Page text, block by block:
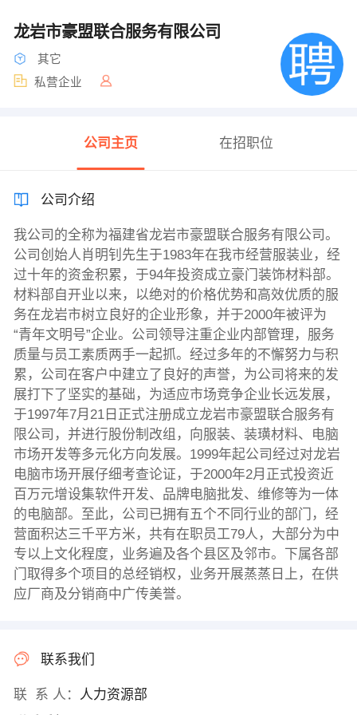
龙岩市豪盟联合服务有限公司
其它
私营企业
公司主页 在招职位
公司介绍
我公司的全称为福建省龙岩市豪盟联合服务有限公司。
公司创始人肖明钊先生于1983年在我市经营服装业，经
过十年的资金积累，于94年投资成立豪门装饰材料部。
材料部自开业以来，以绝对的价格优势和高效优质的服
务在龙岩市树立良好的企业形象，并于2000年被评为
“青年文明号”企业。公司领导注重企业内部管理，服务
质量与员工素质两手一起抓。经过多年的不懈努力与积
累，公司在客户中建立了良好的声誉，为公司将来的发
展打下了坚实的基础，为适应市场竞争企业长远发展，
于1997年7月21日正式注册成立龙岩市豪盟联合服务有
限公司，并进行股份制改组，向服装、装璜材料、电脑
市场开发等多元化方向发展。1999年起公司经过对龙岩
电脑市场开展仔细考查论证，于2000年2月正式投资近
百万元增设集软件开发、品牌电脑批发、维修等为一体
的电脑部。至此，公司已拥有五个不同行业的部门，经
营面积达三千平方米，共有在职员工79人，大部分为中
专以上文化程度，业务遍及各个县区及邻市。下属各部
门取得多个项目的总经销权，业务开展蒸蒸日上，在供
应厂商及分销商中广传美誉。
联系我们
联 系 人： 人力资源部